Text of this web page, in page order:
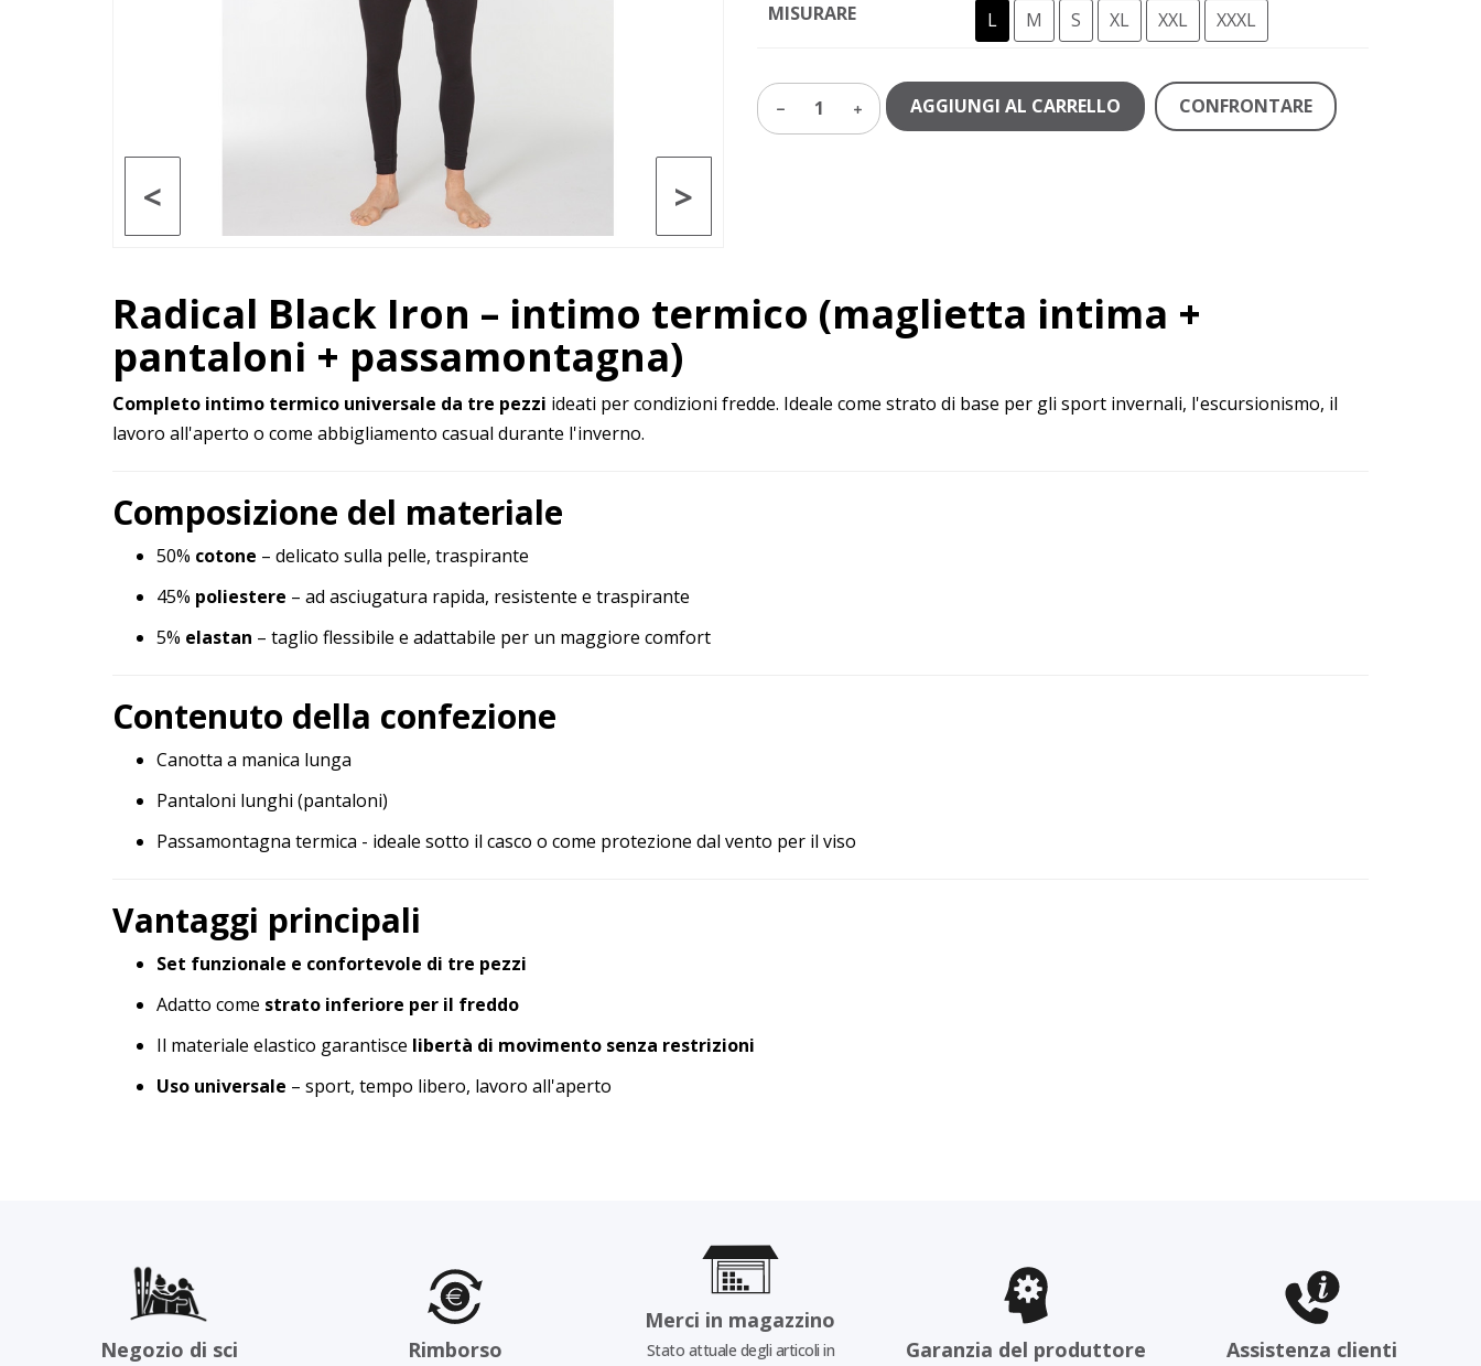
>
<
MISURARE L M S XL XXL XXXL
1 AGGIUNGI AL CARRELLO CONFRONTARE
Radical Black Iron – intimo termico (maglietta intima +
pantaloni + passamontagna)
Completo intimo termico universale da tre pezzi ideati per condizioni fredde. Ideale come strato di base per gli sport invernali, l'escursionismo, il
lavoro all'aperto o come abbigliamento casual durante l'inverno.
Composizione del materiale
50% cotone – delicato sulla pelle, traspirante
45% poliestere – ad asciugatura rapida, resistente e traspirante
5% elastan – taglio flessibile e adattabile per un maggiore comfort
Contenuto della confezione
Canotta a manica lunga
Pantaloni lunghi (pantaloni)
Passamontagna termica - ideale sotto il casco o come protezione dal vento per il viso
Vantaggi principali
Set funzionale e confortevole di tre pezzi
Adatto come strato inferiore per il freddo
Il materiale elastico garantisce libertà di movimento senza restrizioni
Uso universale – sport, tempo libero, lavoro all'aperto
Negozio di sci Rimborso
Merci in magazzino
Stato attuale degli articoli in
Garanzia del produttore Assistenza clienti